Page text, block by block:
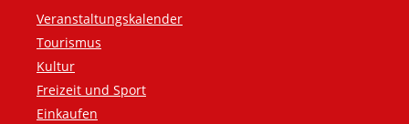
Veranstaltungskalender
Tourismus
Kultur
Freizeit und Sport
Einkaufen